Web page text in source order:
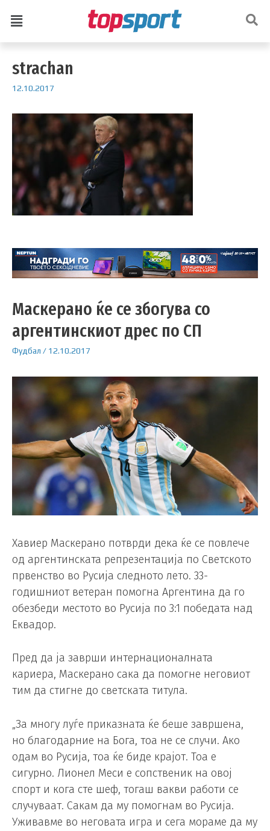
strachan
12.10.2017
Маскерано ќе се збогува со
аргентинскиот дрес по СП
Фудбал / 12.10.2017
Хавиер Маскерано потврди дека ќе се повлече
од аргентинската репрезентација по Светското
првенство во Русија следното лето. 33-
годишниот ветеран помогна Аргентина да го
обезбеди местото во Русија по 3:1 победата над
Еквадор.
Пред да ја заврши интернационалната
кариера, Маскерано сака да помогне неговиот
тим да стигне до светската титула.
„За многу луѓе приказната ќе беше завршена,
но благодарние на Бога, тоа не се случи. Ако
одам во Русија, тоа ќе биде крајот. Тоа е
сигурно. Лионел Меси е сопственик на овој
спорт и кога сте шеф, тогаш вакви работи се
случуваат. Сакам да му помогнам во Русија.
Уживавме во неговата игра и сега мораме да му